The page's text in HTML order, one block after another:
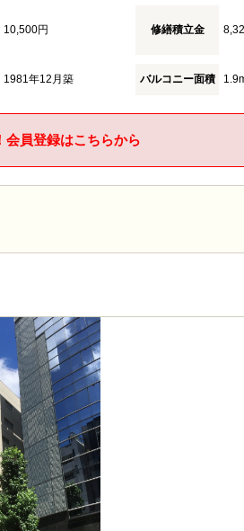
10,500円 修繕積立金
1981年12月築 バルコニー面積
会員登録はこちらから